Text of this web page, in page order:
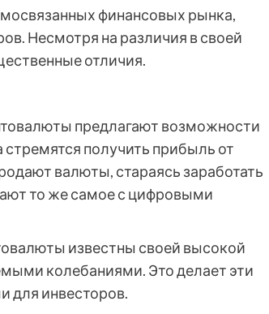
финансовых рынка,
Несмотря на различия в своей
отличия.
предлагают возможности
стремятся получить прибыль от
валюты, стараясь заработать
то же самое с цифровыми
известны своей высокой
колебаниями. Это делает эти
для инвесторов.